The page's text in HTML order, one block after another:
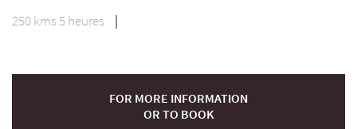
250 kms 5 heures
|
FOR MORE INFORMATION
OR TO BOOK